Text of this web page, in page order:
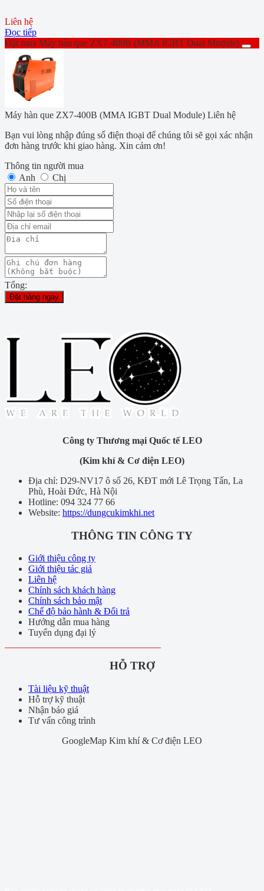
Liên hệ
Đọc tiếp
Đặt mua Máy hàn que ZX7-400B (MMA IGBT Dual Module)
Máy hàn que ZX7-400B (MMA IGBT Dual Module) Liên hệ
Bạn vui lòng nhập đúng số điện thoại để chúng tôi sẽ gọi xác nhận
đơn hàng trước khi giao hàng. Xin cảm ơn!
Thông tin người mua
Anh
Chị
Tổng:
Đặt hàng ngay
Công ty Thương mại Quốc tế LEO
(Kim khí & Cơ điện LEO)
Địa chỉ: D29-NV17 ô số 26, KĐT mới Lê Trọng Tấn, La
Phù, Hoài Đức, Hà Nội
Hotline: 094 324 77 66
Website: https://dungcukimkhi.net
THÔNG TIN CÔNG TY
Giới thiệu công ty
Giới thiệu tác giả
Liên hệ
Chính sách khách hàng
Chính sách bảo mật
Chế độ bảo hành & Đổi trả
Hướng dẫn mua hàng
Tuyển dụng đại lý
HỖ TRỢ
Tài liệu kỹ thuật
Hỗ trợ kỹ thuật
Nhận báo giá
Tư vấn công trình
GoogleMap Kim khí & Cơ điện LEO